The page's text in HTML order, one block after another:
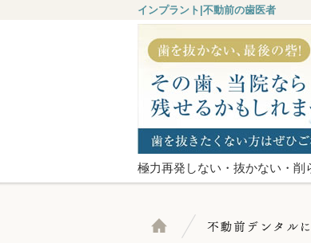
インプラント|不動前の歯医者
極力再発しない・抜かない・削
ホーム